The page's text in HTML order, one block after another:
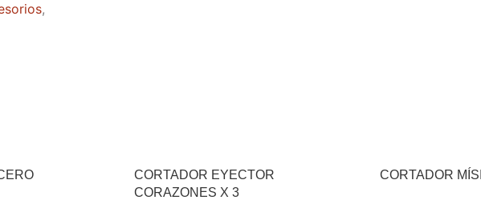
,
CORTADOR EYECTOR
CORAZONES X 3
CORTADOR